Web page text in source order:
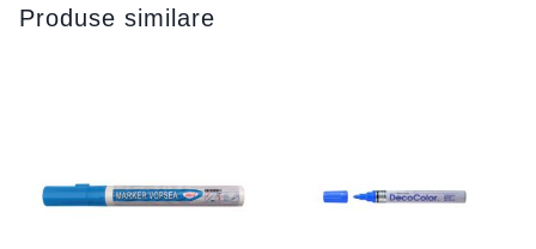
Produse similare